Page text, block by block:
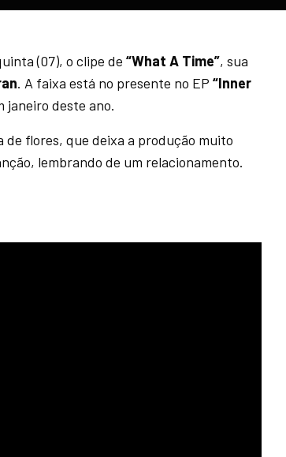
(07), o clipe de “What A Time”, sua
. A faixa está no presente no EP “Inner
janeiro deste ano.
de flores, que deixa a produção muito
lembrando de um relacionamento.